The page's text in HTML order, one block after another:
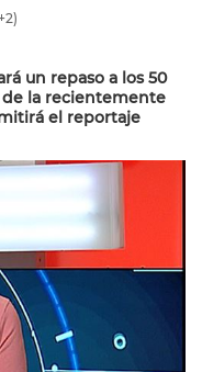
un repaso a los 50
de la recientemente
el reportaje